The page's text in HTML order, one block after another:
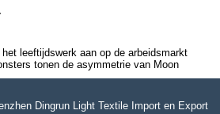
leeftijdswerk aan op de arbeidsmarkt
tonen de asymmetrie van Moon
Dingrun Light Textile Import en Export